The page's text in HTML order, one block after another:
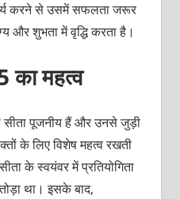
करने से उसमें सफलता जरूर
और शुभता में वृद्धि करता है।
का महत्व
सीता पूजनीय हैं और उनसे जुड़ी
के लिए विशेष महत्‍व रखती
के स्‍वयंवर में प्रतियोगिता
था। इसके बाद,